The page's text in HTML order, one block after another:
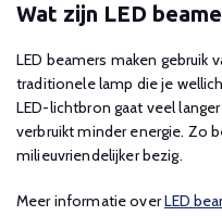
Wat zijn LED
LED beamers maken gebruik
traditionele lamp die je
LED-lichtbron gaat veel
verbruikt minder energie. Zo
milieuvriendelijker bezig.
Meer informatie overLED